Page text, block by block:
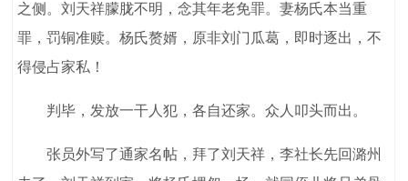
之侧。刘天祥朦胧不明，念其年老免罪。妻杨氏本当重
罪，罚铜准赎。杨氏赘婿，原非刘门瓜葛，即时逐出，不
得侵占家私！
判毕，发放一干人犯，各自还家。众人叩头而出。
张员外写了通家名帖，拜了刘天祥，李社长先回潞州